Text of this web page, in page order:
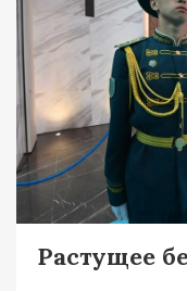
Растущее